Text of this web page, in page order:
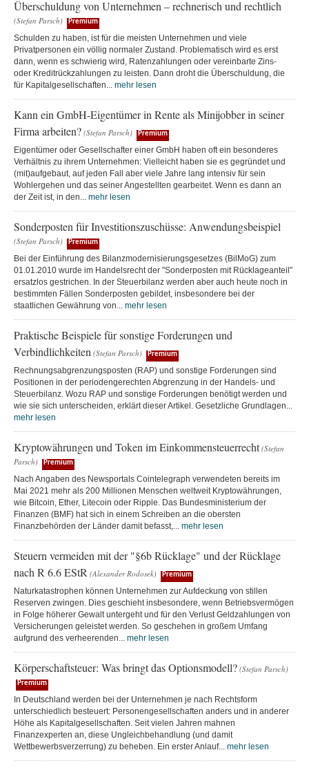
Überschuldung von Unternehmen – rechnerisch und rechtlich
(Stefan Parsch) Premium
Schulden zu haben, ist für die meisten Unternehmen und viele
Privatpersonen ein völlig normaler Zustand. Problematisch wird es erst
dann, wenn es schwierig wird, Ratenzahlungen oder vereinbarte Zins-
oder Kreditrückzahlungen zu leisten. Dann droht die Überschuldung, die
für Kapitalgesellschaften... mehr lesen
Kann ein GmbH-Eigentümer in Rente als Minijobber in seiner
Firma arbeiten? (Stefan Parsch) Premium
Eigentümer oder Gesellschafter einer GmbH haben oft ein besonderes
Verhältnis zu ihrem Unternehmen: Vielleicht haben sie es gegründet und
(mit)aufgebaut, auf jeden Fall aber viele Jahre lang intensiv für sein
Wohlergehen und das seiner Angestellten gearbeitet. Wenn es dann an
der Zeit ist, in den... mehr lesen
Sonderposten für Investitionszuschüsse: Anwendungsbeispiel
(Stefan Parsch) Premium
Bei der Einführung des Bilanzmodernisierungsgesetzes (BilMoG) zum
01.01.2010 wurde im Handelsrecht der "Sonderposten mit Rücklageanteil"
ersatzlos gestrichen. In der Steuerbilanz werden aber auch heute noch in
bestimmten Fällen Sonderposten gebildet, insbesondere bei der
staatlichen Gewährung von... mehr lesen
Praktische Beispiele für sonstige Forderungen und
Verbindlichkeiten (Stefan Parsch) Premium
Rechnungsabgrenzungsposten (RAP) und sonstige Forderungen sind
Positionen in der periodengerechten Abgrenzung in der Handels- und
Steuerbilanz. Wozu RAP und sonstige Forderungen benötigt werden und
wie sie sich unterscheiden, erklärt dieser Artikel. Gesetzliche Grundlagen...
mehr lesen
Kryptowährungen und Token im Einkommensteuerrecht (Stefan
Parsch)
Premium
Nach Angaben des Newsportals Cointelegraph verwendeten bereits im
Mai 2021 mehr als 200 Millionen Menschen weltweit Kryptowährungen,
wie Bitcoin, Ether, Litecoin oder Ripple. Das Bundesministerium der
Finanzen (BMF) hat sich in einem Schreiben an die obersten
Finanzbehörden der Länder damit befasst,... mehr lesen
Steuern vermeiden mit der "§6b Rücklage" und der Rücklage
nach R 6.6 EStR (Alexander Rodosek) Premium
Naturkatastrophen können Unternehmen zur Aufdeckung von stillen
Reserven zwingen. Dies geschieht insbesondere, wenn Betriebsvermögen
in Folge höherer Gewalt untergeht und für den Verlust Geldzahlungen von
Versicherungen geleistet werden. So geschehen in großem Umfang
aufgrund des verheerenden... mehr lesen
Körperschaftsteuer: Was bringt das Optionsmodell? (Stefan Parsch)
Premium
In Deutschland werden bei der Unternehmen je nach Rechtsform
unterschiedlich besteuert: Personengesellschaften anders und in anderer
Höhe als Kapitalgesellschaften. Seit vielen Jahren mahnen
Finanzexperten an, diese Ungleichbehandlung (und damit
Wettbewerbsverzerrung) zu beheben. Ein erster Anlauf... mehr lesen